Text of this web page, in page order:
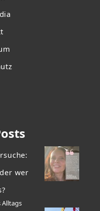
wer
Alltags